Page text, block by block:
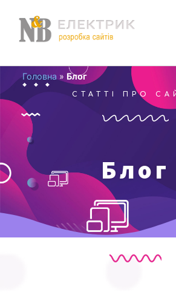
СТАТТІ ПРО
Головна » Блог
Блог